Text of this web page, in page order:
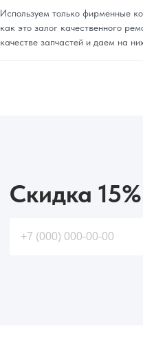
Используем только фирменные
как это залог качественного
качестве запчастей и даем на
Скидка 15%